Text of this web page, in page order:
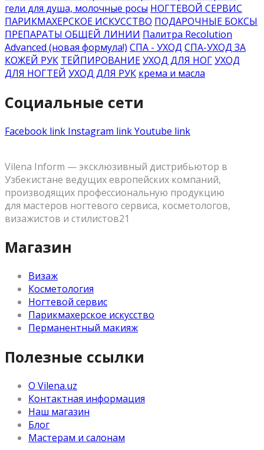
гели для душа, молочные росы НОГТЕВОЙ СЕРВИС
ПАРИКМАХЕРСКОЕ ИСКУССТВО ПОДАРОЧНЫЕ БОКСЫ
ПРЕПАРАТЫ ОБЩЕЙ ЛИНИИ Палитра Recolution
Advanced (новая формула!) СПА - УХОД СПА-УХОД ЗА
КОЖЕЙ РУК ТЕЙПИРОВАНИЕУХОД ДЛЯ НОГУХОД
ДЛЯ НОГТЕЙ УХОД ДЛЯ РУК крема и масла
Социальные сети
Facebook link Instagram linkYoutube link
Vilena Inform — эксклюзивный дистрибьютор в
Узбекистане ведущих европейских компаний,
производящих профессиональную продукцию
для мастеров ногтевого сервиса, косметологов,
визажистов и стилистов21
Магазин
Визаж
Косметология
Ногтевой сервис
Парикмахерское искусство
Перманентный макияж
Полезные ссылки
О Vilena.uz
Контактная информация
Наш магазин
Блог
Мастерам и салонам